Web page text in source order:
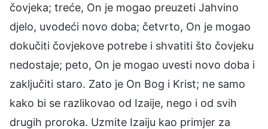
čovjeka; treće, On je mogao preuzeti Jahvino
djelo, uvodeći novo doba; četvrto, On je mogao
dokučiti čovjekove potrebe i shvatiti što čovjeku
nedostaje; peto, On je mogao uvesti novo doba i
zaključiti staro. Zato je On Bog i Krist; ne samo
kako bi se razlikovao od Izaije, nego i od svih
drugih proroka. Uzmite Izaiju kao primjer za